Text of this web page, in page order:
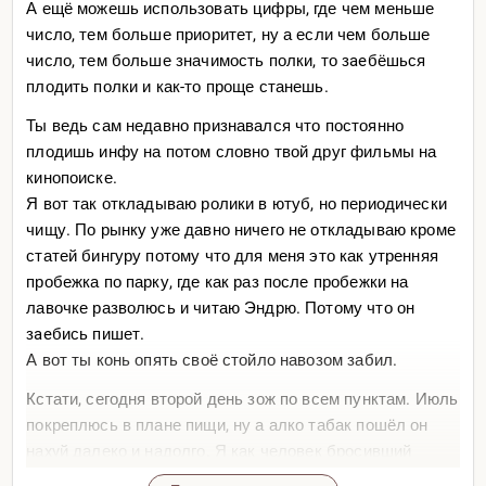
---
🧨 СЕКРЕТ №3: EURUSD ОБОЖАЕТ ФЕЙК-
ИМПУЛЬСЫ НА 15:30
Это грязный приём маркетмейкеров.
Ты ждёшь новость, она выходит —
Цена: БАХ! — свеча на 50 пунктов.
И ты думаешь: «Опа, тренд пошёл.»
Но через 3 минуты цена возвращается обратно к
точке старта.
📌 Что делать:
Не входи на первой свече в 15:30.
А ещё можешь использовать цифры, где чем меньше
число, тем больше приоритет, ну а если чем больше
число, тем больше значимость полки, то зaeбёшься
плодить полки и как-то проще станешь.
Ты ведь сам недавно признавался что постоянно
плодишь инфу на потом словно твой друг фильмы на
кинопоиске.
Я вот так откладываю ролики в ютуб, но периодически
чищу. По рынку уже давно ничего не откладываю кроме
статей бингуру потому что для меня это как утренняя
пробежка по парку, где как раз после пробежки на
лавочке разволюсь и читаю Эндрю. Потому что он
зaeбись пишет.
А вот ты конь опять своё стойло навозом забил.
Кстати, сегодня второй день зож по всем пунктам. Июль
покреплюсь в плане пищи, ну а алко табак пошёл он
наxyй далеко и надолго. Я как человек бросивший
курить, но покуривший по пьяне, уже вторую ночь